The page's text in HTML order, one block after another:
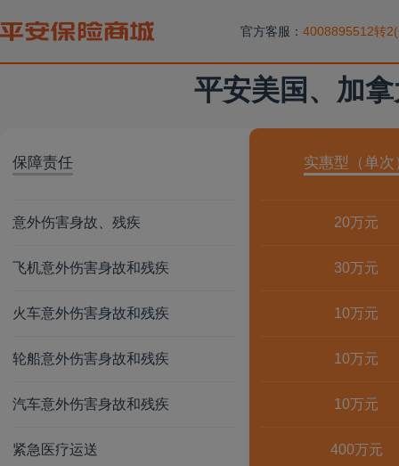
官方客服： 4008895512转
平安美国、加
保障责任
意外伤害身故、残疾
飞机意外伤害身故和残疾
火车意外伤害身故和残疾
轮船意外伤害身故和残疾
汽车意外伤害身故和残疾
紧急医疗运送
实惠型（单次
20万元
30万元
10万元
10万元
10万元
400万元